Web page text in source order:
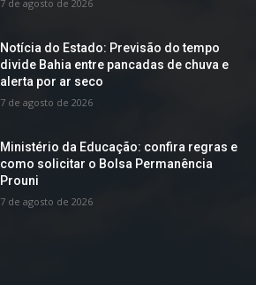
7 de agosto de 2026
Notícia do Estado: Previsão do tempo
divide Bahia entre pancadas de chuva e
alerta por ar seco
7 de agosto de 2026
Ministério da Educação: confira regras e
como solicitar o Bolsa Permanência
Prouni
7 de agosto de 2026